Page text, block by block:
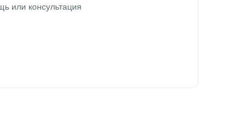
или консультация